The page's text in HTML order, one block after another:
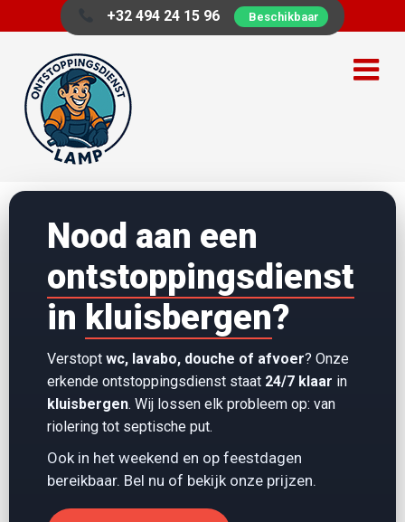
+32 494 24 15 96 Beschikbaar
Nood aan een
ontstoppingsdienst
in kluisbergen?
Verstopt wc, lavabo, douche of afvoer? Onze
erkende ontstoppingsdienst staat 24/7 klaar in
kluisbergen. Wij lossen elk probleem op: van
riolering tot septische put.
Ook in het weekend en op feestdagen
bereikbaar. Bel nu of bekijk onze prijzen.